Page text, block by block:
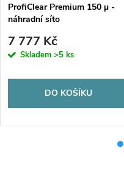
ProfiClear Premium 150 µ -
náhradní síto
7 777 Kč
Skladem >5 ks
DO KOŠÍKU